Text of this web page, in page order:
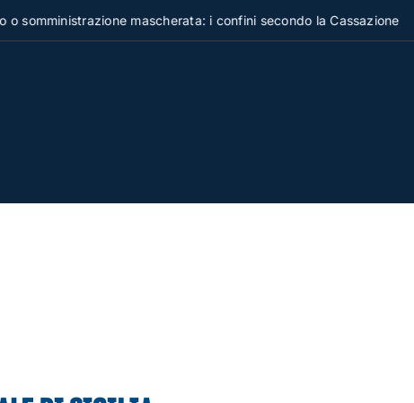
mascherata: i confini secondo la Cassazione